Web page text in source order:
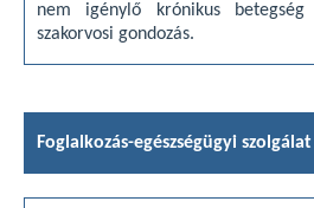
nem igénylő krónikus
szakorvosi gondozás.
Foglalkozás-egészségügyi szolgálat